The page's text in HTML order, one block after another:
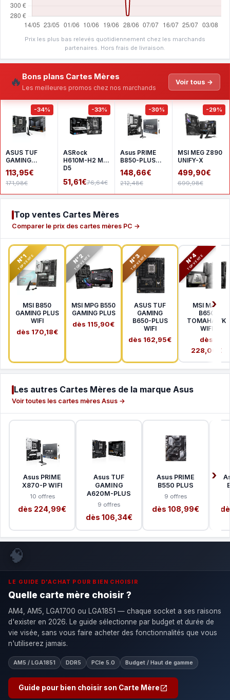
Prix les plus bas relevés quotidiennement chez les marchands
partenaires. Hors frais de livraison.
🔥 Bons plans Cartes Mères
Les meilleures promos chez nos marchands
Voir tous →
-34%
ASUS TUF
GAMING
A620AM-
PLUS WIFI
113,95€
171,98€
-33%
ASRock
H610M-H2 M.2
D5
51,61€76,64€
-30%
Asus PRIME
B850-PLUS
WIFI
148,66€
212,48€
-29%
MSI MEG Z890
UNIFY-X
499,90€
699,98€
Top ventes Cartes Mères
Comparer le prix des cartes mères PC →
N°1
TOP VENTE
MSI B850
GAMING PLUS
WIFI
dès 170,18€
N°2
TOP VENTE
MSI MPG B550
GAMING PLUS
dès 115,90€
N°3
TOP VENTE
ASUS TUF
GAMING
B650-PLUS
WIFI
dès 162,95€
N°4
TOP VENTE
MSI MAG
B650
TOMAHAWK
WIFI
dès
228,00€
Les autres Cartes Mères de la marque Asus
Voir toutes les cartes mères Asus →
Asus PRIME
X870-P WIFI
10 offres
dès 224,99€
Asus TUF
GAMING
A620M-PLUS
9 offres
dès 106,34€
Asus PRIME
B550 PLUS
9 offres
dès 108,99€
🧠
LE GUIDE D'ACHAT POUR BIEN CHOISIR
Quelle carte mère choisir ?
AM4, AM5, LGA1700 ou LGA1851 — chaque socket a ses raisons
d'exister en 2026. Le guide sélectionne par budget et durée de
vie visée, sans vous faire acheter des fonctionnalités que vous
n'utiliserez jamais.
AM5 / LGA1851 DDR5 PCIe 5.0 Budget / Haut de gamme
Guide pour bien choisir son Carte Mère